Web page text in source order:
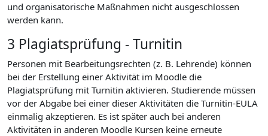
und organisatorische Maßnahmen nicht ausgeschlossen
werden kann.
3 Plagiatsprüfung - Turnitin
Personen mit Bearbeitungsrechten (z. B. Lehrende) können
bei der Erstellung einer Aktivität im Moodle die
Plagiatsprüfung mit Turnitin aktivieren. Studierende müssen
vor der Abgabe bei einer dieser Aktivitäten die Turnitin-EULA
einmalig akzeptieren. Es ist später auch bei anderen
Aktivitäten in anderen Moodle Kursen keine erneute